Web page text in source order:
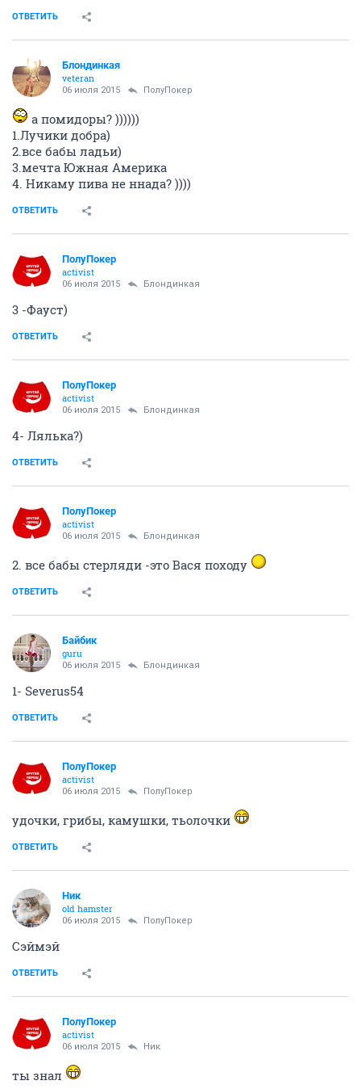
ОТВЕТИТЬ
Блондинкая
veteran
06 июля 2015 ПолуПокер
а помидоры? ))))))
1.Лучики добра)
2.все бабы ладьи)
3.мечта Южная Америка
4. Никаму пива не ннада? ))))
ОТВЕТИТЬ
ПолуПокер
activist
06 июля 2015 Блондинкая
3 -Фауст)
ОТВЕТИТЬ
ПолуПокер
activist
06 июля 2015 Блондинкая
4- Лялька?)
ОТВЕТИТЬ
ПолуПокер
activist
06 июля 2015 Блондинкая
2. все бабы стерляди -это Вася походу
ОТВЕТИТЬ
Байбик
guru
06 июля 2015 Блондинкая
1- Severus54
ОТВЕТИТЬ
ПолуПокер
activist
06 июля 2015 ПолуПокер
удочки, грибы, камушки, тьолочки
ОТВЕТИТЬ
Ник
old hamster
06 июля 2015 ПолуПокер
Сэймэй
ОТВЕТИТЬ
ПолуПокер
activist
06 июля 2015 Ник
ты знал